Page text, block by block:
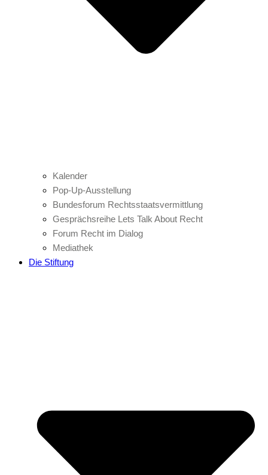
Kalender
Pop-Up-Ausstellung
Bundesforum Rechtsstaatsvermittlung
Gesprächsreihe Lets Talk About Recht
Forum Recht im Dialog
Mediathek
Die Stiftung